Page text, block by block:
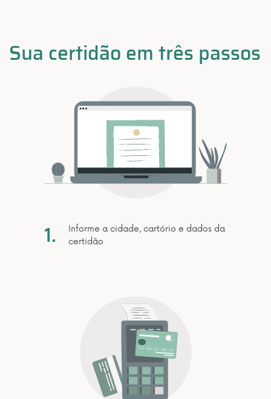
Sua certidão em três passos
1.
Informe a cidade, cartório e dados da
certidão